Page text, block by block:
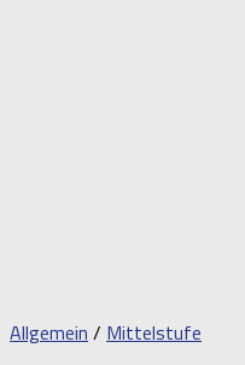
Allgemein / Mittelstufe